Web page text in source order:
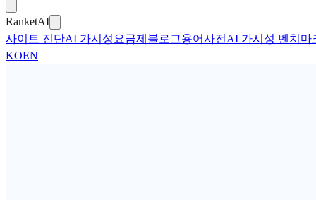
RanketAI
사이트 진단AI 가시성 요금제 블로그용어사전 AI 가시성 벤치마
KOEN